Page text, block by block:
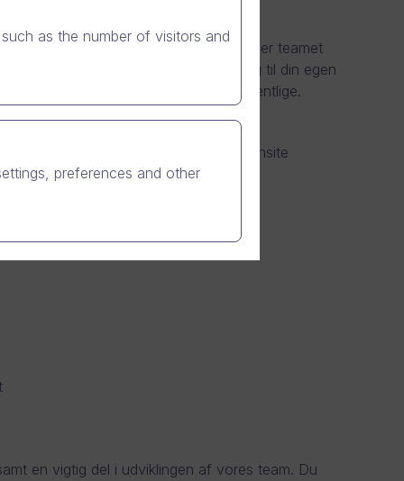
Fra vores kontor i Indre København er teamet
ansvarlig for implementering og salg til din egen
brands. Private såvel som offentlige.
af videostrategi, afholdelse af onsite
en vigtig del i udviklingen af vores team. Du
as the number of visitors and
preferences and other